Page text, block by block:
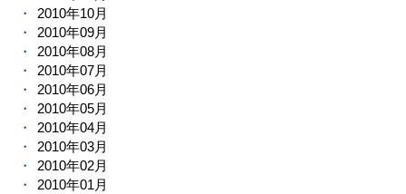
2010年10月
2010年09月
2010年08月
2010年07月
2010年06月
2010年05月
2010年04月
2010年03月
2010年02月
2010年01月